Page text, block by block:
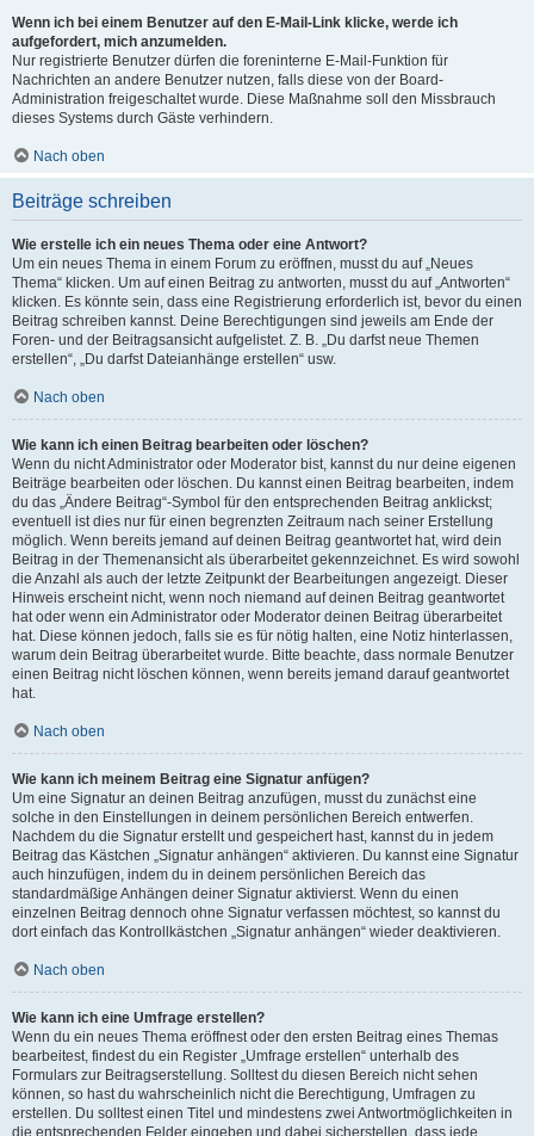
Wenn ich bei einem Benutzer auf den E-Mail-Link klicke, werde ich
aufgefordert, mich anzumelden.
Nur registrierte Benutzer dürfen die foreninterne E-Mail-Funktion für
Nachrichten an andere Benutzer nutzen, falls diese von der Board-
Administration freigeschaltet wurde. Diese Maßnahme soll den Missbrauch
dieses Systems durch Gäste verhindern.
Nach oben
Beiträge schreiben
Wie erstelle ich ein neues Thema oder eine Antwort?
Um ein neues Thema in einem Forum zu eröffnen, musst du auf „Neues
Thema“ klicken. Um auf einen Beitrag zu antworten, musst du auf „Antworten“
klicken. Es könnte sein, dass eine Registrierung erforderlich ist, bevor du einen
Beitrag schreiben kannst. Deine Berechtigungen sind jeweils am Ende der
Foren- und der Beitragsansicht aufgelistet. Z. B. „Du darfst neue Themen
erstellen“, „Du darfst Dateianhänge erstellen“ usw.
Nach oben
Wie kann ich einen Beitrag bearbeiten oder löschen?
Wenn du nicht Administrator oder Moderator bist, kannst du nur deine eigenen
Beiträge bearbeiten oder löschen. Du kannst einen Beitrag bearbeiten, indem
du das „Ändere Beitrag“-Symbol für den entsprechenden Beitrag anklickst;
eventuell ist dies nur für einen begrenzten Zeitraum nach seiner Erstellung
möglich. Wenn bereits jemand auf deinen Beitrag geantwortet hat, wird dein
Beitrag in der Themenansicht als überarbeitet gekennzeichnet. Es wird sowohl
die Anzahl als auch der letzte Zeitpunkt der Bearbeitungen angezeigt. Dieser
Hinweis erscheint nicht, wenn noch niemand auf deinen Beitrag geantwortet
hat oder wenn ein Administrator oder Moderator deinen Beitrag überarbeitet
hat. Diese können jedoch, falls sie es für nötig halten, eine Notiz hinterlassen,
warum dein Beitrag überarbeitet wurde. Bitte beachte, dass normale Benutzer
einen Beitrag nicht löschen können, wenn bereits jemand darauf geantwortet
hat.
Nach oben
Wie kann ich meinem Beitrag eine Signatur anfügen?
Um eine Signatur an deinen Beitrag anzufügen, musst du zunächst eine
solche in den Einstellungen in deinem persönlichen Bereich entwerfen.
Nachdem du die Signatur erstellt und gespeichert hast, kannst du in jedem
Beitrag das Kästchen „Signatur anhängen“ aktivieren. Du kannst eine Signatur
auch hinzufügen, indem du in deinem persönlichen Bereich das
standardmäßige Anhängen deiner Signatur aktivierst. Wenn du einen
einzelnen Beitrag dennoch ohne Signatur verfassen möchtest, so kannst du
dort einfach das Kontrollkästchen „Signatur anhängen“ wieder deaktivieren.
Nach oben
Wie kann ich eine Umfrage erstellen?
Wenn du ein neues Thema eröffnest oder den ersten Beitrag eines Themas
bearbeitest, findest du ein Register „Umfrage erstellen“ unterhalb des
Formulars zur Beitragserstellung. Solltest du diesen Bereich nicht sehen
können, so hast du wahrscheinlich nicht die Berechtigung, Umfragen zu
erstellen. Du solltest einen Titel und mindestens zwei Antwortmöglichkeiten in
die entsprechenden Felder eingeben und dabei sicherstellen, dass jede